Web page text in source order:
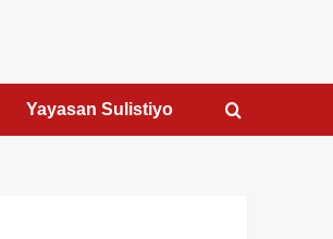
Yayasan Sulistiyo